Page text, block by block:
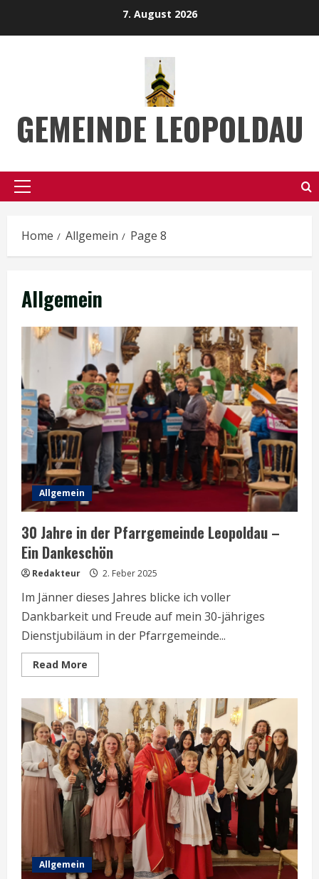
7. August 2026
GEMEINDE LEOPOLDAU
Primary
Home Allgemein Page 8
Allgemein
Allgemein
30 Jahre in der Pfarrgemeinde Leopoldau –
Ein Dankeschön
Redakteur 2. Feber 2025
Im Jänner dieses Jahres blicke ich voller
Dankbarkeit und Freude auf mein 30-jähriges
Dienstjubiläum in der Pfarrgemeinde...
Read More
more
Jahre
der
Pfarrgemeinde
Leopoldau
–
Ein
Dankeschön
Allgemein